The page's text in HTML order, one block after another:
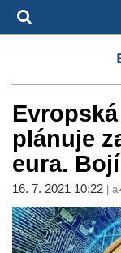
plánuje
eura.
16. 7. 2021 10:22 |